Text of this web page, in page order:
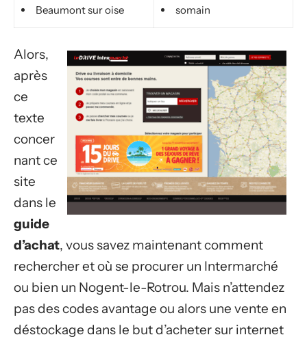
Beaumont sur oise
somain
Alors,
après
ce
texte
concer
nant ce
site
dans le
guide
d’achat, vous savez maintenant comment
rechercher et où se procurer un Intermarché
ou bien un Nogent-le-Rotrou. Mais n’attendez
pas des codes avantage ou alors une vente en
déstockage dans le but d’acheter sur internet